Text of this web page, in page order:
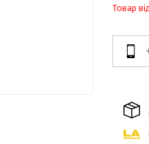
Товар